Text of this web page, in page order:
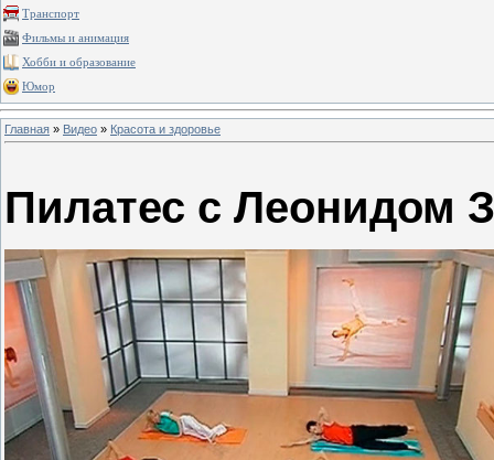
Транспорт
Фильмы и анимация
Хобби и образование
Юмор
Главная » Видео » Красота и здоровье
Пилатес с Леонидом